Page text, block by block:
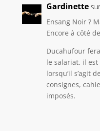
Gardinette
Ensang Noir ?
Encore à côté
Ducahufour
le salariat, il
lorsqu’il s’agit
consignes,
imposés.